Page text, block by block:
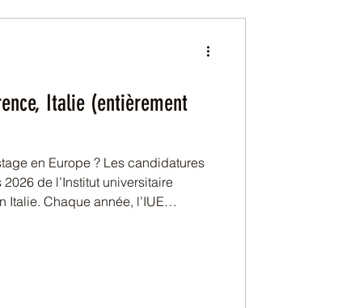
Italie (entièrement
en Europe ? Les candidatures
de l’Institut universitaire
Italie. Chaque année, l’IUE